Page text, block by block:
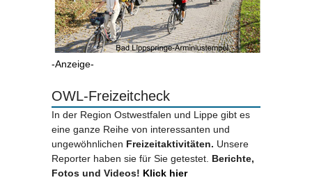
-Anzeige-
OWL-Freizeitcheck
In der Region Ostwestfalen und Lippe gibt es
eine ganze Reihe von interessanten und
ungewöhnlichen Freizeitaktivitäten. Unsere
Reporter haben sie für Sie getestet. Berichte,
Fotos und Videos! Klick hier